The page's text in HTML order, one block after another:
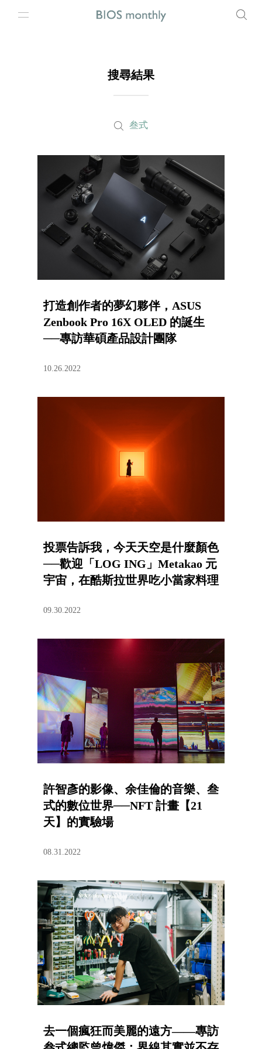
搜尋結果
叁式
打造創作者的夢幻夥伴，ASUS
Zenbook Pro 16X OLED 的誕生
──專訪華碩產品設計團隊
10.26.2022
投票告訴我，今天天空是什麼顏色
──歡迎「LOG ING」Metakao 元
宇宙，在酷斯拉世界吃小當家料理
09.30.2022
許智彥的影像、余佳倫的音樂、叁
式的數位世界──NFT 計畫【21
天】的實驗場
08.31.2022
去一個瘋狂而美麗的遠方——專訪